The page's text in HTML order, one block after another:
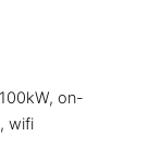
on-
wifi